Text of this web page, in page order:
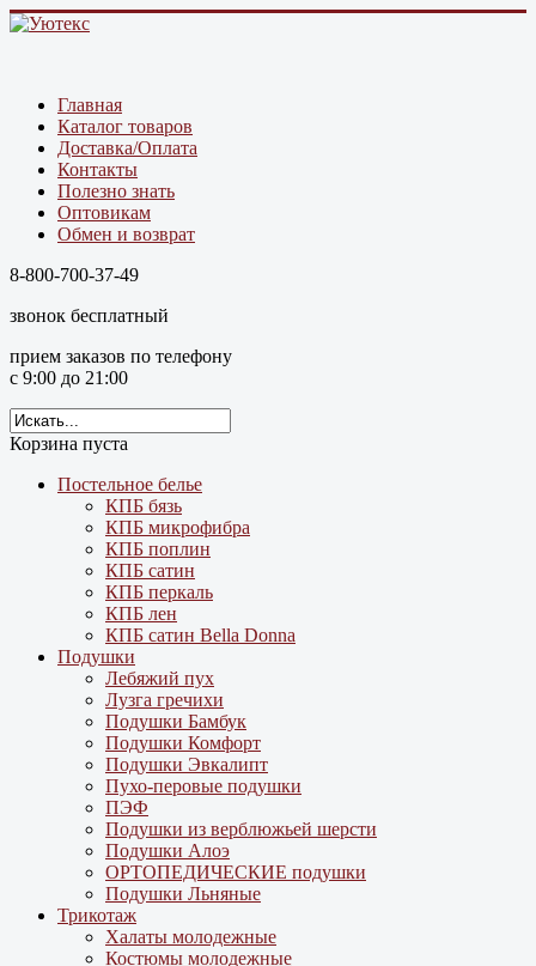
Главная
Каталог товаров
Доставка/Оплата
Контакты
Полезно знать
Оптовикам
Обмен и возврат
8-800-700-37-49
звонок бесплатный
прием заказов по телефону
с 9:00 до 21:00
Корзина пуста
Постельное белье
КПБ бязь
КПБ микрофибра
КПБ поплин
КПБ сатин
КПБ перкаль
КПБ лен
КПБ сатин Bella Donna
Подушки
Лебяжий пух
Лузга гречихи
Подушки Бамбук
Подушки Комфорт
Подушки Эвкалипт
Пухо-перовые подушки
ПЭФ
Подушки из верблюжьей шерсти
Подушки Алоэ
ОРТОПЕДИЧЕСКИЕ подушки
Подушки Льняные
Трикотаж
Халаты молодежные
Костюмы молодежные